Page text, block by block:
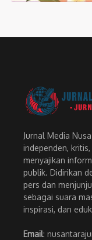
Jurnal Media
independen,
menyajikan
publik. Didirikan
pers dan
sebagai suara
inspirasi, dan
Email: